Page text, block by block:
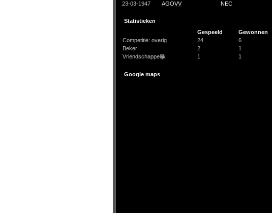
23-03-1947
AGOVV NEC
Statistieken
Gespeeld
Gewonnen
Competitie: overig
24 6
Beker
2 1
Vriendschappelijk
1 1
Google maps